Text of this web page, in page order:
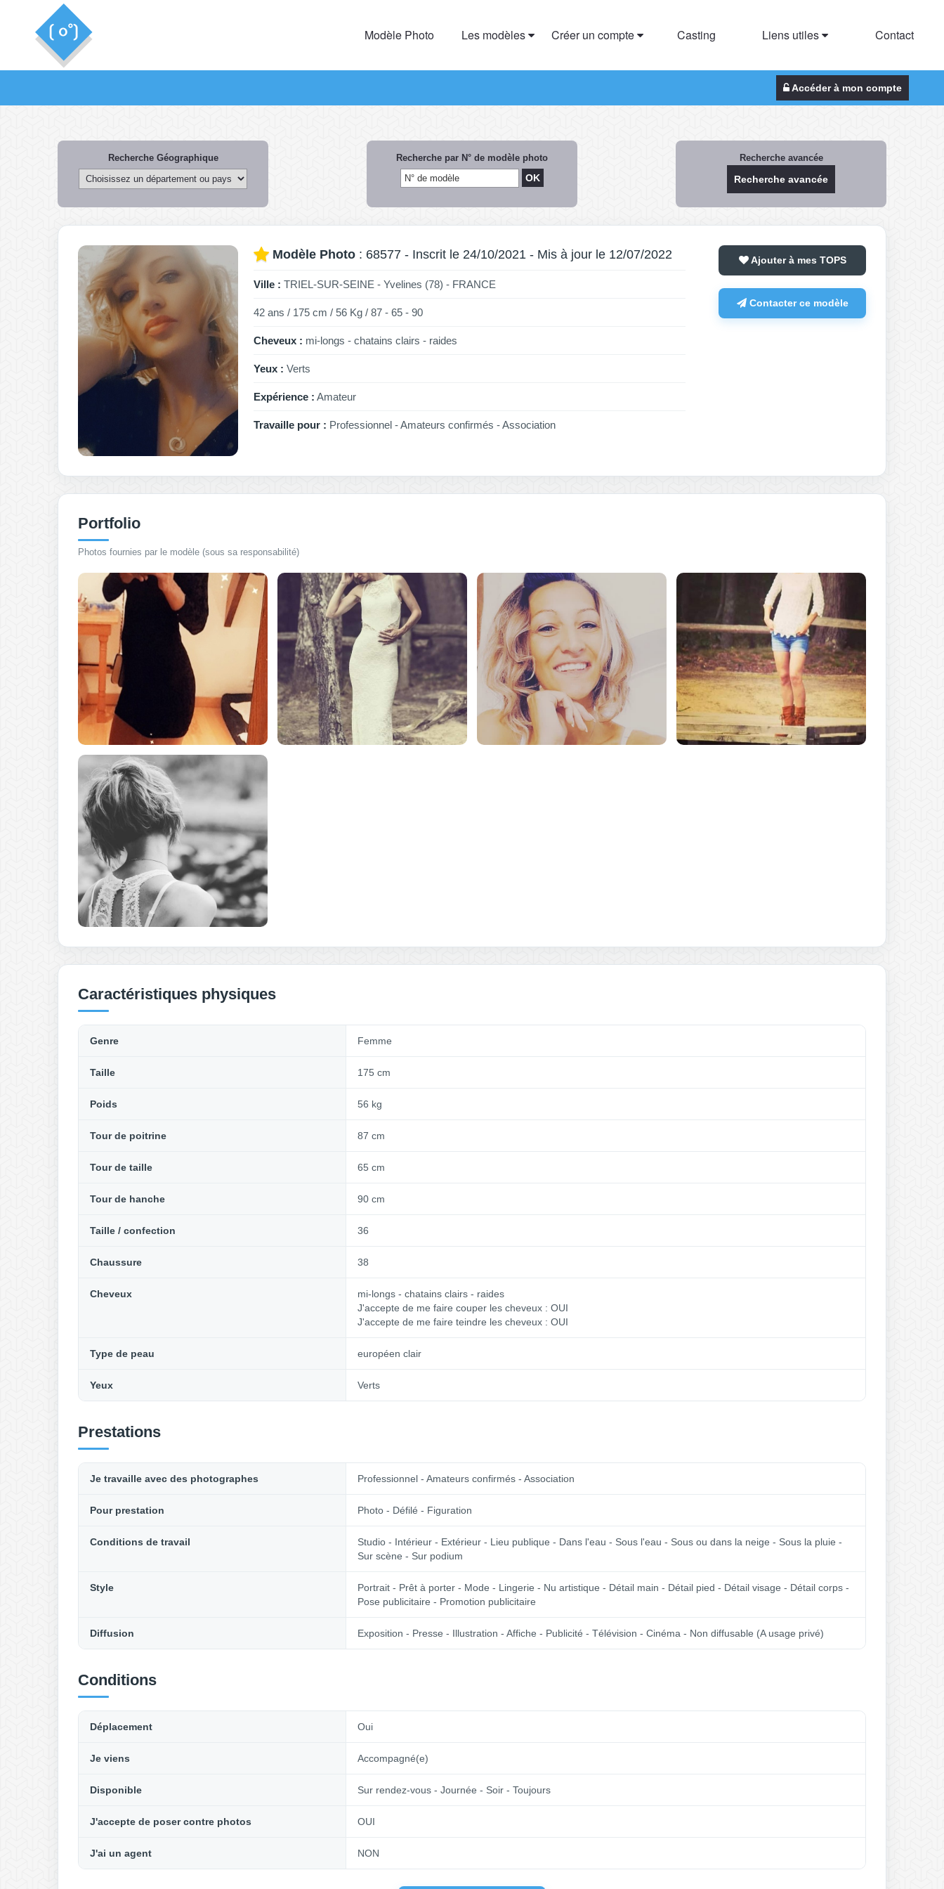
Modèle Photo Les modèles Créer un compte Casting Liens utiles Contact
Accéder à mon compte
Recherche Géographique Recherche par N° de modèle photo Recherche avancée
Recherche avancée
Modèle Photo : 68577 - Inscrit le 24/10/2021 - Mis à jour le 12/07/2022
Ville : TRIEL-SUR-SEINE - Yvelines (78) - FRANCE
42 ans / 175 cm / 56 Kg / 87 - 65 - 90
Cheveux : mi-longs - chatains clairs - raides
Yeux : Verts
Expérience : Amateur
Travaille pour : Professionnel - Amateurs confirmés - Association
Ajouter à mes TOPS
Contacter ce modèle
Portfolio
Photos fournies par le modèle (sous sa responsabilité)
Caractéristiques physiques
Genre Femme
Taille 175 cm
Poids 56 kg
Tour de poitrine 87 cm
Tour de taille 65 cm
Tour de hanche 90 cm
Taille / confection 36
Chaussure 38
Cheveux
mi-longs - chatains clairs - raides
J'accepte de me faire couper les cheveux : OUI
J'accepte de me faire teindre les cheveux : OUI
Type de peau européen clair
Yeux Verts
Prestations
Je travaille avec des photographes Professionnel - Amateurs confirmés - Association
Pour prestation Photo - Défilé - Figuration
Conditions de travail
Studio - Intérieur - Extérieur - Lieu publique - Dans l'eau - Sous l'eau - Sous ou dans la neige - Sous la pluie -
Sur scène - Sur podium
Style
Portrait - Prêt à porter - Mode - Lingerie - Nu artistique - Détail main - Détail pied - Détail visage - Détail corps -
Pose publicitaire - Promotion publicitaire
Diffusion Exposition - Presse - Illustration - Affiche - Publicité - Télévision - Cinéma - Non diffusable (A usage privé)
Conditions
Déplacement Oui
Je viens Accompagné(e)
Disponible Sur rendez-vous - Journée - Soir - Toujours
J'accepte de poser contre photos OUI
J'ai un agent NON